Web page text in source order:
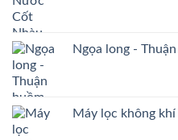
Ngọa long -
Máy lọc không